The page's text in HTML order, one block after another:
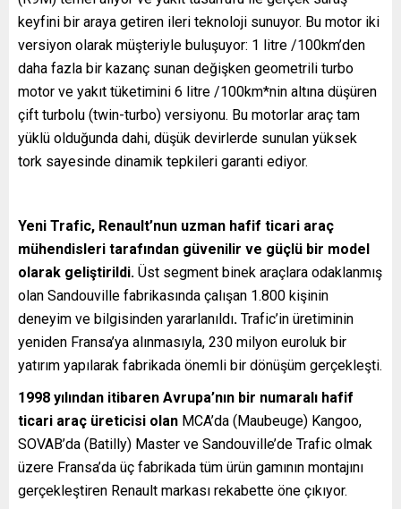
keyfini bir araya getiren ileri teknoloji sunuyor. Bu motor iki
versiyon olarak müşteriyle buluşuyor: 1 litre /100km’den
daha fazla bir kazanç sunan değişken geometrili turbo
motor ve yakıt tüketimini 6 litre /100km*nin altına düşüren
çift turbolu (twin-turbo) versiyonu. Bu motorlar araç tam
yüklü olduğunda dahi, düşük devirlerde sunulan yüksek
tork sayesinde dinamik tepkileri garanti ediyor.
Yeni Trafic, Renault’nun uzman hafif ticari araç
mühendisleri tarafından güvenilir ve güçlü bir model
olarak geliştirildi. Üst segment binek araçlara odaklanmış
olan Sandouville fabrikasında çalışan 1.800 kişinin
deneyim ve bilgisinden yararlanıldı. Trafic’in üretiminin
yeniden Fransa’ya alınmasıyla, 230 milyon euroluk bir
yatırım yapılarak fabrikada önemli bir dönüşüm gerçekleşti.
1998 yılından itibaren Avrupa’nın bir numaralı hafif
ticari araç üreticisi olan MCA’da (Maubeuge) Kangoo,
SOVAB’da (Batilly) Master ve Sandouville’de Trafic olmak
üzere Fransa’da üç fabrikada tüm ürün gamının montajını
gerçekleştiren Renault markası rekabette öne çıkıyor.